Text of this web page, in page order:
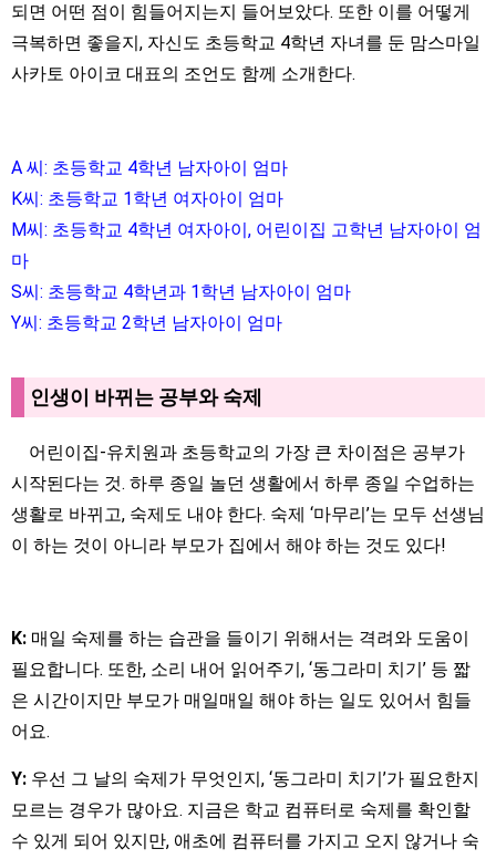
되면 어떤 점이 힘들어지는지 들어보았다. 또한 이를 어떻게
극복하면 좋을지, 자신도 초등학교 4학년 자녀를 둔 맘스마일
사카토 아이코 대표의 조언도 함께 소개한다.
A 씨: 초등학교 4학년 남자아이 엄마
K씨: 초등학교 1학년 여자아이 엄마
M씨: 초등학교 4학년 여자아이, 어린이집 고학년 남자아이 엄
마
S씨: 초등학교 4학년과 1학년 남자아이 엄마
Y씨: 초등학교 2학년 남자아이 엄마
인생이 바뀌는 공부와 숙제
어린이집-유치원과 초등학교의 가장 큰 차이점은 공부가
시작된다는 것. 하루 종일 놀던 생활에서 하루 종일 수업하는
생활로 바뀌고, 숙제도 내야 한다. 숙제 ‘마무리’는 모두 선생님
이 하는 것이 아니라 부모가 집에서 해야 하는 것도 있다!
K: 매일 숙제를 하는 습관을 들이기 위해서는 격려와 도움이
필요합니다. 또한, 소리 내어 읽어주기, ‘동그라미 치기’ 등 짧
은 시간이지만 부모가 매일매일 해야 하는 일도 있어서 힘들
어요.
Y: 우선 그 날의 숙제가 무엇인지, ‘동그라미 치기’가 필요한지
모르는 경우가 많아요. 지금은 학교 컴퓨터로 숙제를 확인할
수 있게 되어 있지만, 애초에 컴퓨터를 가지고 오지 않거나 숙